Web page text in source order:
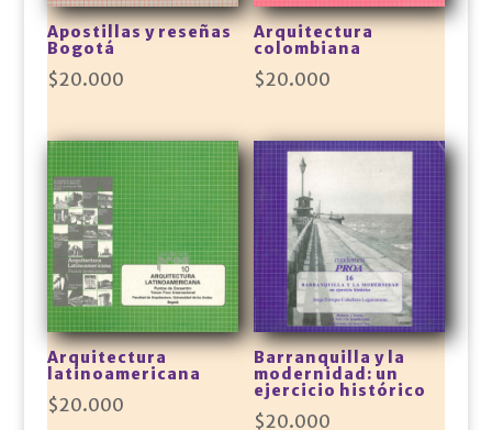
Apostillas y reseñas
Bogotá
$20.000
Arquitectura
colombiana
$20.000
Arquitectura
latinoamericana
$20.000
Barranquilla y la
modernidad: un
ejercicio histórico
$20.000